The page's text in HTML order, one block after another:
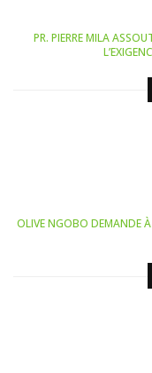
PR. PIERRE MILA
OLIVE NGOBO DEMANDE À